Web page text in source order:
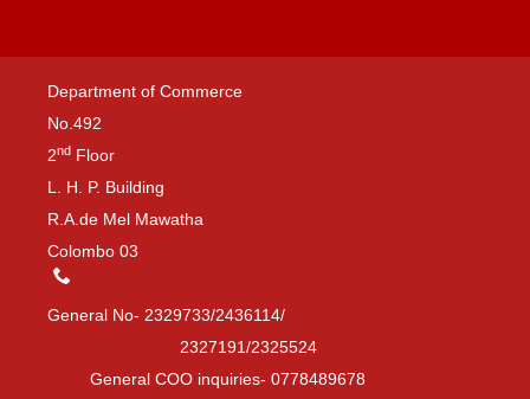
Department of Commerce
No.492
2nd Floor
L. H. P. Building
R.A.de Mel Mawatha
Colombo 03
General No- 2329733/2436114/
2327191/2325524
General COO inquiries- 0778489678